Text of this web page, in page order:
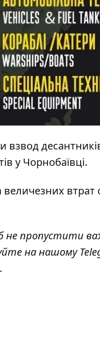
взвод
у Чорнобаївці.
величезних втрат
не пропустити
на нашому
.